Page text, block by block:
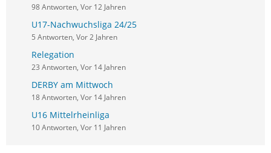
98 Antworten, Vor 12 Jahren
U17-Nachwuchsliga 24/25
5 Antworten, Vor 2 Jahren
Relegation
23 Antworten, Vor 14 Jahren
DERBY am Mittwoch
18 Antworten, Vor 14 Jahren
U16 Mittelrheinliga
10 Antworten, Vor 11 Jahren